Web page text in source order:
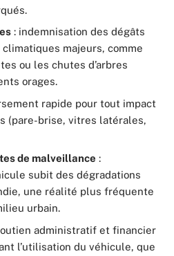
: indemnisation des dégâts
majeurs, comme
ou les chutes d’arbres
orages.
rapide pour tout impact
(pare-brise, vitres latérales,
de malveillance :
subit des dégradations
une réalité plus fréquente
urbain.
administratif et financier
l’utilisation du véhicule, que